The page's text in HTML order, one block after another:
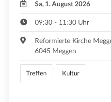
Sa, 1. August 2026
09:30 - 11:30 Uhr
Reformierte Kirche
6045 Meggen
Treffen Kultur